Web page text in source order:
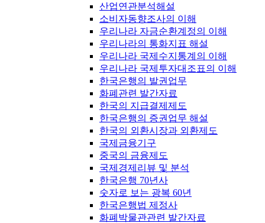
산업연관분석해설
소비자동향조사의 이해
우리나라 자금순환계정의 이해
우리나라의 통화지표 해설
우리나라 국제수지통계의 이해
우리나라 국제투자대조표의 이해
한국은행의 발권업무
화폐관련 발간자료
한국의 지급결제제도
한국은행의 증권업무 해설
한국의 외환시장과 외환제도
국제금융기구
중국의 금융제도
국제경제리뷰 및 분석
한국은행 70년사
숫자로 보는 광복 60년
한국은행법 제정사
화폐박물관관련 발간자료